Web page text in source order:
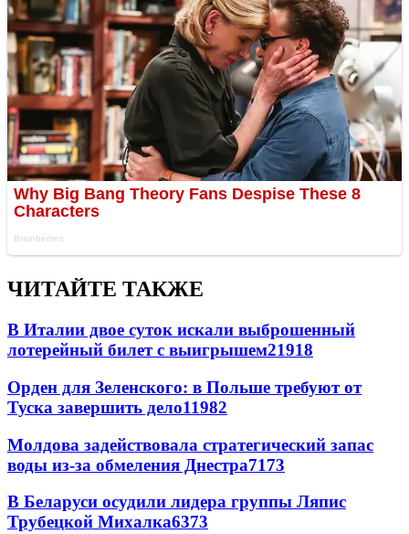
ЧИТАЙТЕ ТАКЖЕ
В Италии двое суток искали выброшенный
лотерейный билет с выигрышем21918
Орден для Зеленского: в Польше требуют от
Туска завершить дело11982
Молдова задействовала стратегический запас
воды из-за обмеления Днестра7173
В Беларуси осудили лидера группы Ляпис
Трубецкой Михалка6373